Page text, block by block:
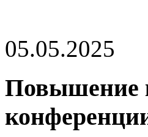
05.05.2025
Повышение